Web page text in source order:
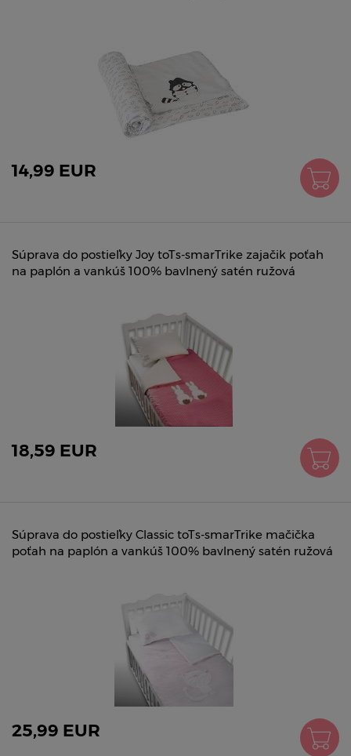
14,99 EUR
Súprava do postieľky Joy toTs-smarTrike zajačik poťah
na paplón a vankúš 100% bavlnený satén ružová
18,59 EUR
Súprava do postieľky Classic toTs-smarTrike mačička
poťah na paplón a vankúš 100% bavlnený satén ružová
25,99 EUR